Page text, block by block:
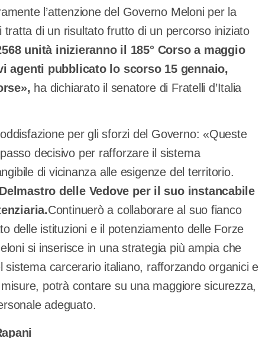
l’attenzione del Governo Meloni per la
di un risultato frutto di un percorso iniziato
unità inizieranno il 185° Corso a maggio
agenti pubblicato lo scorso 15 gennaio,
ha dichiarato il senatore di Fratelli d’Italia
per gli sforzi del Governo: «Queste
decisivo per rafforzare il sistema
di vicinanza alle esigenze del territorio.
delle Vedove per il suo instancabile
Continuerò a collaborare al suo fianco
delle istituzioni e il potenziamento delle Forze
si inserisce in una strategia più ampia che
carcerario italiano, rafforzando organici e
potrà contare su una maggiore sicurezza,
adeguato.